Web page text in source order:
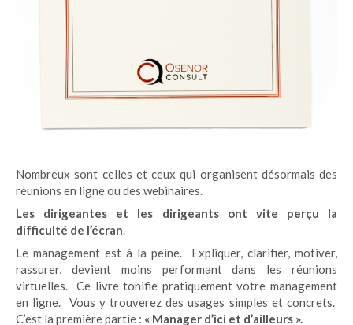
Nombreux sont celles et ceux qui organisent désormais des
réunions en ligne ou des webinaires.
Les dirigeantes et les dirigeants ont vite perçu la
difficulté de l’écran.
Le management est à la peine. Expliquer, clarifier, motiver,
rassurer, devient moins performant dans les réunions
virtuelles. Ce livre tonifie pratiquement votre management
en ligne. Vous y trouverez des usages simples et concrets.
C’est la première partie : « Manager d’ici et d’ailleurs ».